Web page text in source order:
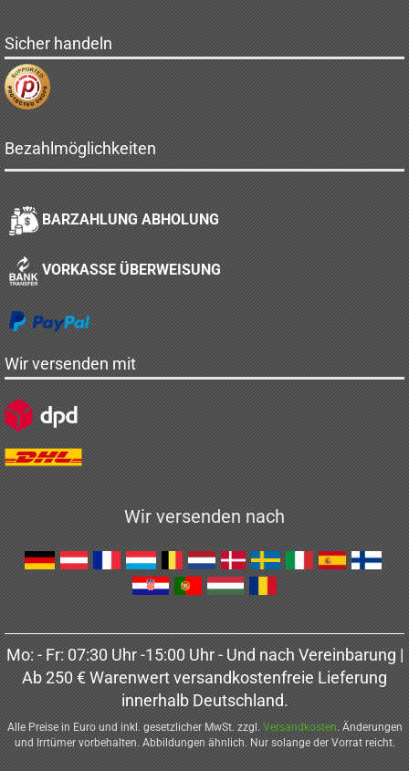
Sicher handeln
Bezahlmöglichkeiten
BARZAHLUNG ABHOLUNG
VORKASSE ÜBERWEISUNG
Wir versenden mit
Wir versenden nach
Mo: - Fr: 07:30 Uhr -15:00 Uhr - Und nach Vereinbarung |
Ab 250 € Warenwert versandkostenfreie Lieferung
innerhalb Deutschland.
Alle Preise in Euro und inkl. gesetzlicher MwSt. zzgl. Versandkosten. Änderungen
und Irrtümer vorbehalten. Abbildungen ähnlich. Nur solange der Vorrat reicht.